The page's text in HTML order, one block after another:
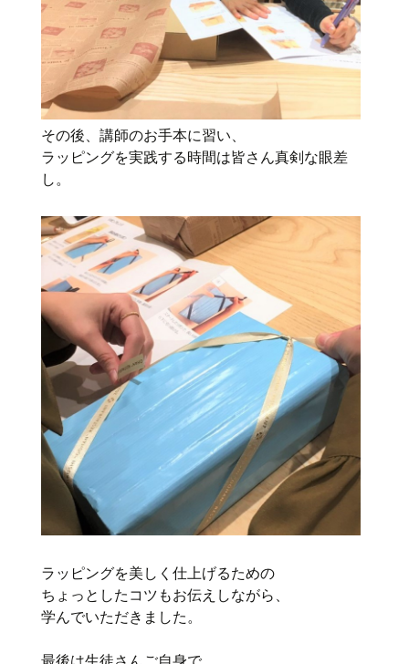
その後、講師のお手本に習い、
ラッピングを実践する時間は皆さん真剣な眼差
し。
ラッピングを美しく仕上げるための
ちょっとしたコツもお伝えしながら、
学んでいただきました。